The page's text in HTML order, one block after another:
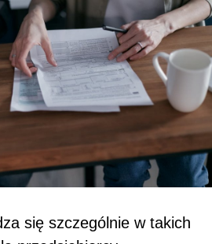
się szczególnie w takich